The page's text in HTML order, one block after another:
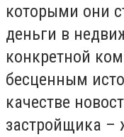
которыми они
деньги в
конкретной
бесценным
качестве
застройщика –